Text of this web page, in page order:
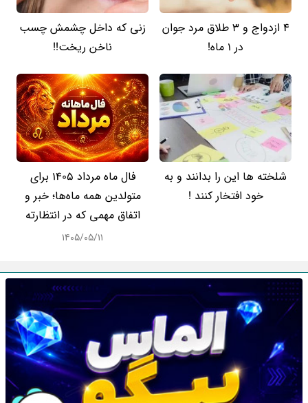
4 ازدواج و 3 طلاق مرد جوان
در 1 ماه!
زنی که داخل چشمش چسب
ناخن ریخت!!
شلخته ها این را بدانند و به
خود افتخار کنند !
فال ماه مرداد 1405 برای
متولدین همه ماه‌ها؛ خبر و
اتفاق مهمی که در انتظارته
۱۴۰۵/۰۵/۱۱